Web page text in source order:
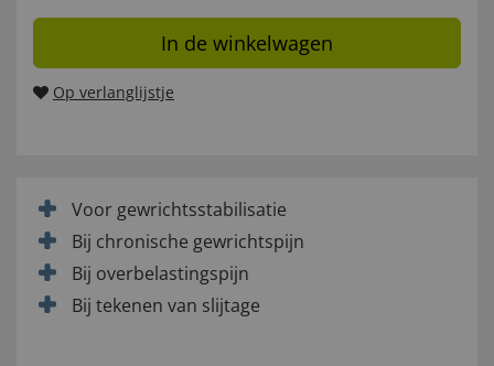
In de winkelwagen
Op verlanglijstje
Voor gewrichtsstabilisatie
Bij chronische gewrichtspijn
Bij overbelastingspijn
Bij tekenen van slijtage